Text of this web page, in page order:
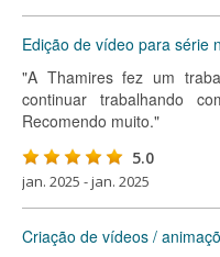
Edição de vídeo para série
"A Thamires fez um
continuar trabalhando
Recomendo muito."
5.0
jan. 2025 - jan. 2025
Criação de vídeos /